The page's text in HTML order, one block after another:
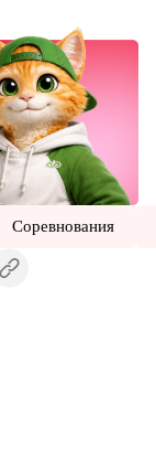
Соревнования